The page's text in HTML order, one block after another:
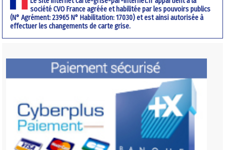
société CVO France agréée et habilitée par les pouvoirs publics
(N° Agrément: 23965 N° Habilitation: 17030) et est ainsi autorisée à
effectuer les changements de carte grise.